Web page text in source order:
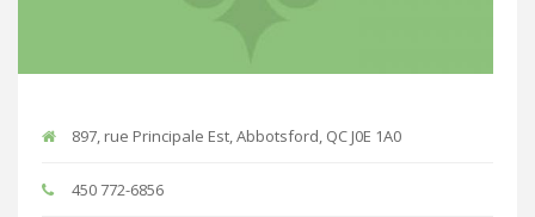
897, rue Principale Est, Abbotsford, QC J0E 1A0
450 772-6856